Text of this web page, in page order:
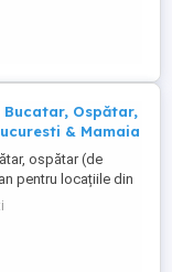
Bucatar, Ospătar,
& Mamaia
ospătar (de
pentru locațiile din
(permanent) și
Detalii